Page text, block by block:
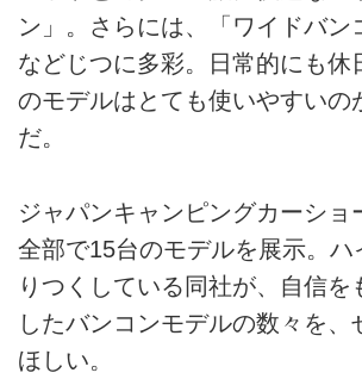
ン」。さらには、「ワイドバン
などじつに多彩。日常的にも休
のモデルはとても使いやすいの
だ。
ジャパンキャンピングカーショ
全部で15台のモデルを展示。ハ
りつくしている同社が、自信を
したバンコンモデルの数々を、
ほしい。